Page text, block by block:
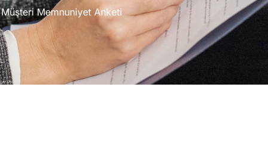
Müşteri Memnuniyet Anketi